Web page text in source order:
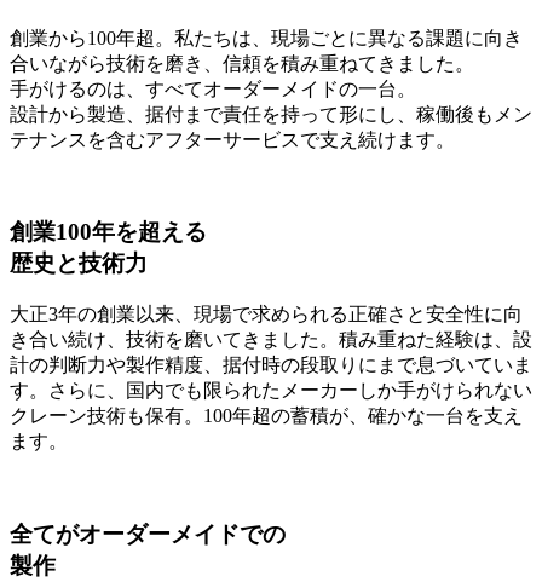
創業から100年超。私たちは、現場ごとに異なる課題に向き
合いながら技術を磨き、信頼を積み重ねてきました。
手がけるのは、すべてオーダーメイドの一台。
設計から製造、据付まで責任を持って形にし、稼働後もメン
テナンスを含むアフターサービスで支え続けます。
創業100年を超える
歴史と技術力
大正3年の創業以来、現場で求められる正確さと安全性に向
き合い続け、技術を磨いてきました。積み重ねた経験は、設
計の判断力や製作精度、据付時の段取りにまで息づいていま
す。さらに、国内でも限られたメーカーしか手がけられない
クレーン技術も保有。100年超の蓄積が、確かな一台を支え
ます。
全てがオーダーメイドでの
製作